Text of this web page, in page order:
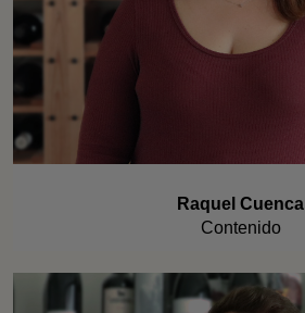
Raquel Cuenca
Contenido